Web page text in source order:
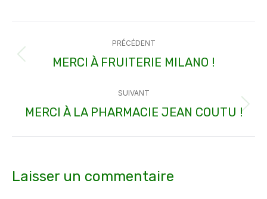
article
PRÉCÉDENT
Article
:
MERCI À FRUITERIE MILANO !
SUIVANT
Article
MERCI À LA PHARMACIE JEAN COUTU !
Laisser un commentaire